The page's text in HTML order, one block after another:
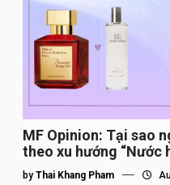
MF Opinion: Tại sao
theo xu hướng “Nước
by Thai Khang Pham